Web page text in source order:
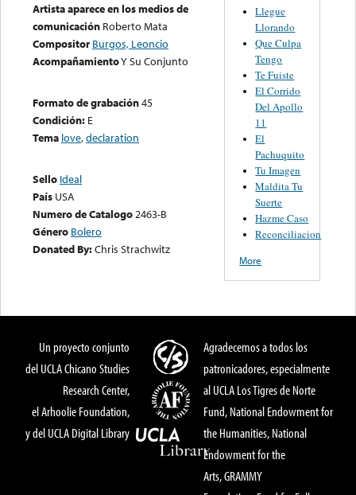
Artista aparece en los medios de
comunicación Roberto Mata
Compositor Burgos, Leoncio
AcompañamientoY Su Conjunto
Formato de grabación45
Condición: E
Tema love,declaration
Sello Ideal
País USA
Numero de Catalogo2463-B
Género Bolero
Donated By:Chris Strachwitz
Llegue
Llorando
Que Culpa
Tengo
Te Fuiste
El Corrido
Del Apollo
11
El
Pachuquito
Tu Imagen
Maldita Tu
Suerte
Hazme Caso
Reconciliacion
More
Un proyecto conjunto
del UCLA Chicano Studies
Research Center,
el Arhoolie Foundation,
y del UCLA Digital Library
Agradecemos a todos los
patronicadores, especialmente
al UCLA Los Tigres de Norte
Fund, National Endowment for
the Humanities, National
Endowment for the
Arts, GRAMMY